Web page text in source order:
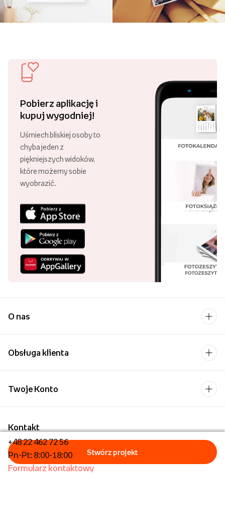
Pobierz aplikację i
kupuj wygodniej!
Uśmiech bliskiej osoby to
chyba jeden z
piękniejszych widoków,
które możemy sobie
wyobrazić.
O nas
Obsługa klienta
Kontakt
+48 22 462 72 56
Pn-Pt: 8:00-18:00
Formularz kontaktowy
Twoje Konto